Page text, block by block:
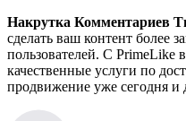
Накрутка Комментариев
сделать ваш контент более
пользователей. С PrimeLike
качественные услуги по
продвижение уже сегодня и